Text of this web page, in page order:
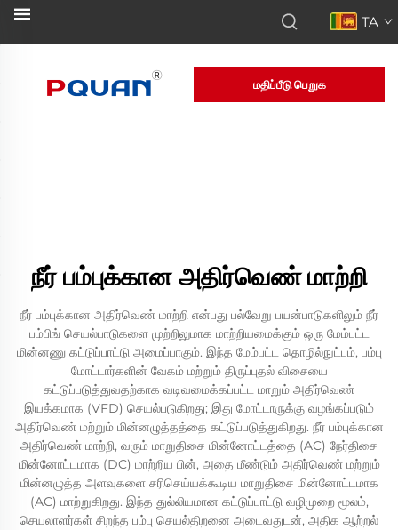
TA
மதிப்பீடு பெறுக
நீர் பம்புக்கான அதிர்வெண் மாற்றி
நீர் பம்புக்கான அதிர்வெண் மாற்றி என்பது பல்வேறு பயன்பாடுகளிலும் நீர்
பம்பிங் செயல்பாடுகளை முற்றிலுமாக மாற்றியமைக்கும் ஒரு மேம்பட்ட
மின்னணு கட்டுப்பாட்டு அமைப்பாகும். இந்த மேம்பட்ட தொழில்நுட்பம், பம்பு
மோட்டார்களின் வேகம் மற்றும் திருப்புதல் விசையை
கட்டுப்படுத்துவதற்காக வடிவமைக்கப்பட்ட மாறும் அதிர்வெண்
இயக்கமாக (VFD) செயல்படுகிறது; இது மோட்டாருக்கு வழங்கப்படும்
அதிர்வெண் மற்றும் மின்னழுத்தத்தை கட்டுப்படுத்துகிறது. நீர் பம்புக்கான
அதிர்வெண் மாற்றி, வரும் மாறுதிசை மின்னோட்டத்தை (AC) நேர்திசை
மின்னோட்டமாக (DC) மாற்றிய பின், அதை மீண்டும் அதிர்வெண் மற்றும்
மின்னழுத்த அளவுகளை சரிசெய்யக்கூடிய மாறுதிசை மின்னோட்டமாக
(AC) மாற்றுகிறது. இந்த துல்லியமான கட்டுப்பாட்டு வழிமுறை மூலம்,
செயலாளர்கள் சிறந்த பம்பு செயல்திறனை அடைவதுடன், அதிக ஆற்றல்